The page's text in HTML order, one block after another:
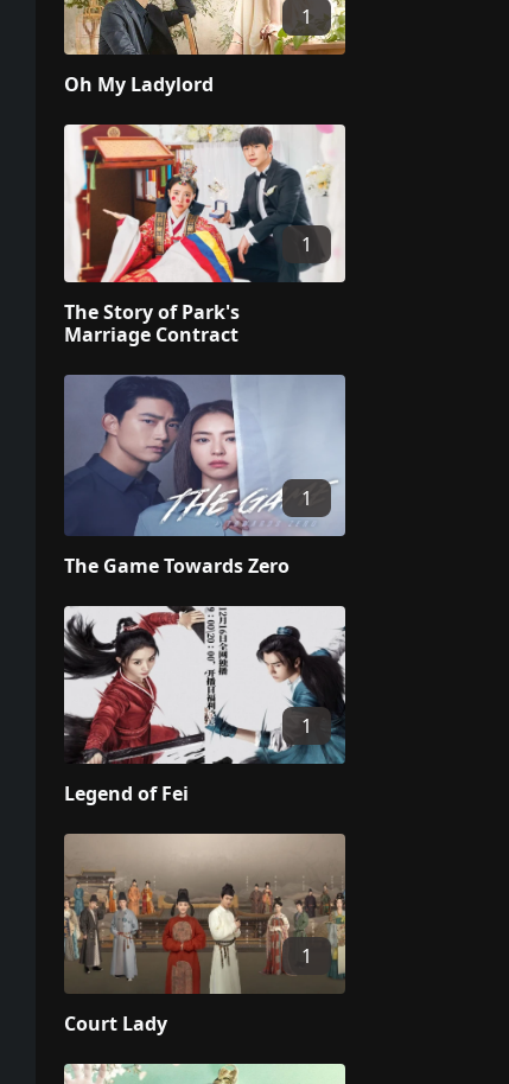
1
Oh My Ladylord
1
The Story of Park's
Marriage Contract
1
The Game Towards Zero
1
Legend of Fei
1
Court Lady